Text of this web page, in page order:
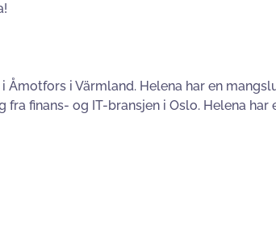
i Värmland. Helena har en
finans- og IT-bransjen i Oslo. Helena har